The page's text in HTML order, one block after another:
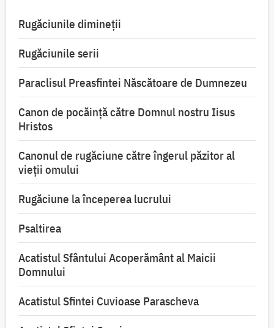
Rugăciunile dimineții
Rugăciunile serii
Paraclisul Preasfintei Născătoare de Dumnezeu
Canon de pocăință către Domnul nostru Iisus
Hristos
Canonul de rugăciune către îngerul păzitor al
vieții omului
Rugăciune la începerea lucrului
Psaltirea
Acatistul Sfântului Acoperământ al Maicii
Domnului
Acatistul Sfintei Cuvioase Parascheva